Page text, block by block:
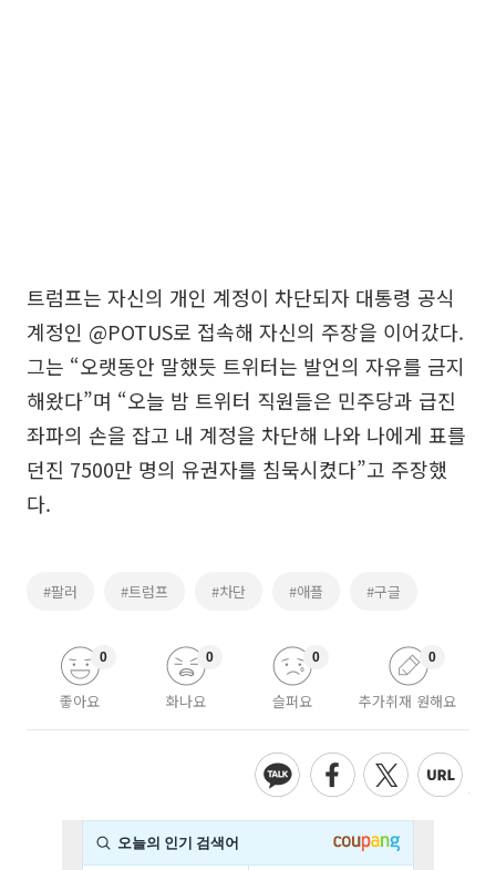
트럼프는 자신의 개인 계정이 차단되자 대통령 공식
계정인 @POTUS로 접속해 자신의 주장을 이어갔다.
그는 “오랫동안 말했듯 트위터는 발언의 자유를 금지
해왔다”며 “오늘 밤 트위터 직원들은 민주당과 급진
좌파의 손을 잡고 내 계정을 차단해 나와 나에게 표를
던진 7500만 명의 유권자를 침묵시켰다”고 주장했
다.
#팔러 #트럼프 #차단 #애플 #구글
좋아요
0
화나요
0
슬퍼요
0
추가취재 원해요
0